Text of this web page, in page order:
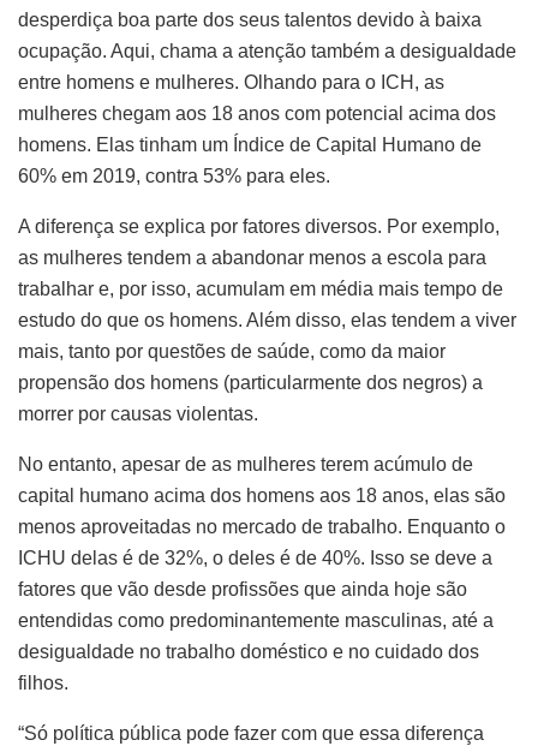
desperdiça boa parte dos seus talentos devido à baixa
ocupação. Aqui, chama a atenção também a desigualdade
entre homens e mulheres. Olhando para o ICH, as
mulheres chegam aos 18 anos com potencial acima dos
homens. Elas tinham um Índice de Capital Humano de
60% em 2019, contra 53% para eles.
A diferença se explica por fatores diversos. Por exemplo,
as mulheres tendem a abandonar menos a escola para
trabalhar e, por isso, acumulam em média mais tempo de
estudo do que os homens. Além disso, elas tendem a viver
mais, tanto por questões de saúde, como da maior
propensão dos homens (particularmente dos negros) a
morrer por causas violentas.
No entanto, apesar de as mulheres terem acúmulo de
capital humano acima dos homens aos 18 anos, elas são
menos aproveitadas no mercado de trabalho. Enquanto o
ICHU delas é de 32%, o deles é de 40%. Isso se deve a
fatores que vão desde profissões que ainda hoje são
entendidas como predominantemente masculinas, até a
desigualdade no trabalho doméstico e no cuidado dos
filhos.
“Só política pública pode fazer com que essa diferença